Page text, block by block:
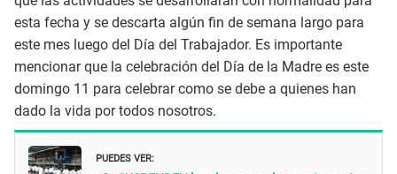
esta fecha y se descarta algún fin de semana largo para
este mes luego del Día del Trabajador. Es importante
mencionar que la celebración del Día de la Madre es este
domingo 11 para celebrar como se debe a quienes han
dado la vida por todos nosotros.
PUEDES VER: